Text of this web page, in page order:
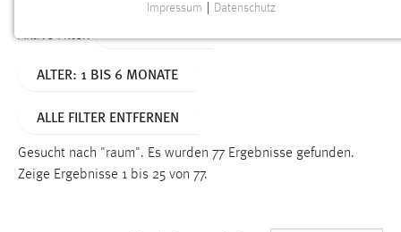
Aktive Filter:
ALTER: 1 BIS 6 MONATE
ALLE FILTER ENTFERNEN
Gesucht nach "raum". Es wurden 77 Ergebnisse gefunden.
Zeige Ergebnisse 1 bis 25 von 77.
Funktionen und sind für die einwandfreie Funktion der
Name:
Impressum Datenschutz